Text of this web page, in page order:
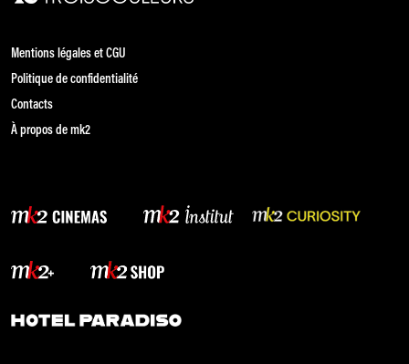
Mentions légales et CGU
Politique de confidentialité
Contacts
À propos de mk2